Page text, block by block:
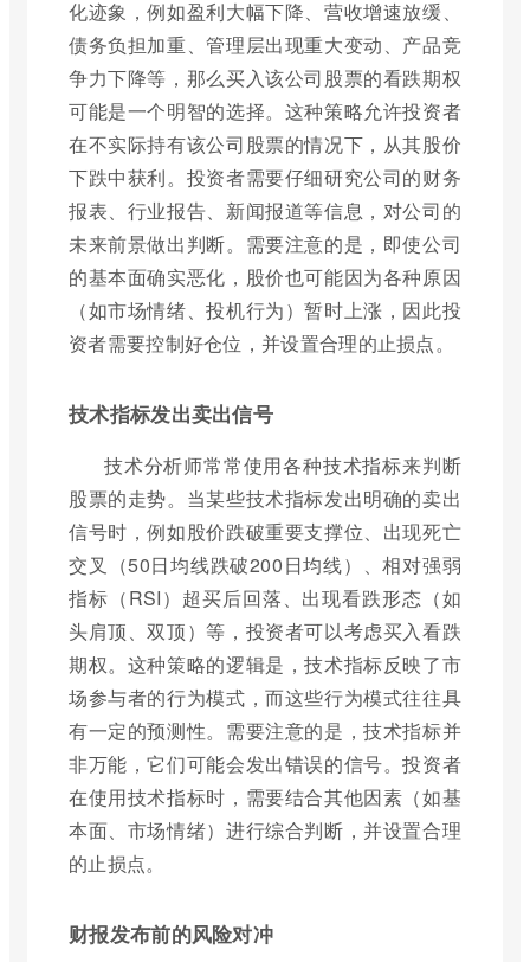
化迹象，例如盈利大幅下降、营收增速放缓、
债务负担加重、管理层出现重大变动、产品竞
争力下降等，那么买入该公司股票的看跌期权
可能是一个明智的选择。这种策略允许投资者
在不实际持有该公司股票的情况下，从其股价
下跌中获利。投资者需要仔细研究公司的财务
报表、行业报告、新闻报道等信息，对公司的
未来前景做出判断。需要注意的是，即使公司
的基本面确实恶化，股价也可能因为各种原因
（如市场情绪、投机行为）暂时上涨，因此投
资者需要控制好仓位，并设置合理的止损点。
技术指标发出卖出信号
技术分析师常常使用各种技术指标来判断
股票的走势。当某些技术指标发出明确的卖出
信号时，例如股价跌破重要支撑位、出现死亡
交叉（50日均线跌破200日均线）、相对强弱
指标（RSI）超买后回落、出现看跌形态（如
头肩顶、双顶）等，投资者可以考虑买入看跌
期权。这种策略的逻辑是，技术指标反映了市
场参与者的行为模式，而这些行为模式往往具
有一定的预测性。需要注意的是，技术指标并
非万能，它们可能会发出错误的信号。投资者
在使用技术指标时，需要结合其他因素（如基
本面、市场情绪）进行综合判断，并设置合理
的止损点。
财报发布前的风险对冲